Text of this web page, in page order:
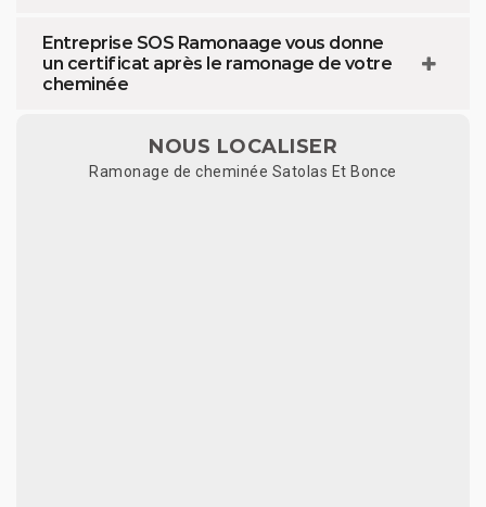
Entreprise SOS Ramonaage vous donne
un certificat après le ramonage de votre
cheminée
NOUS LOCALISER
Ramonage de cheminée Satolas Et Bonce